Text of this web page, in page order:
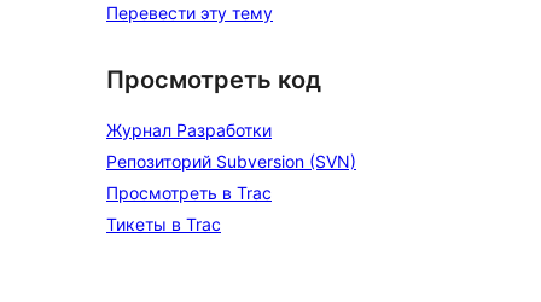
Перевести эту тему
Просмотреть код
Журнал Разработки
Репозиторий Subversion (SVN)
Просмотреть в Trac
Тикеты в Trac